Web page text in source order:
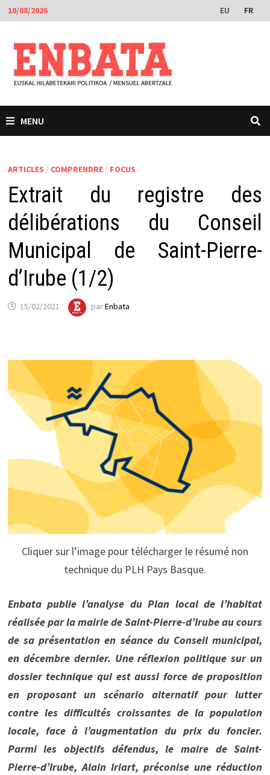
Passer
au
contenu
10/08/2026 EU FR
MENU
ARTICLES / COMPRENDRE/ FOCUS
Extrait du registre des
délibérations du Conseil
Municipal de Saint-Pierre-
d’Irube (1/2)
15/02/2021 parEnbata
Cliquer sur l’image pour télécharger le résumé non
technique du PLH Pays Basque.
Enbata publie l’analyse du Plan local de l’habitat
réalisée par la mairie de Saint-Pierre-d’Irube au cours
de sa présentation en séance du Conseil municipal,
en décembre dernier. Une réflexion politique sur un
dossier technique qui est aussi force de proposition
en proposant un scénario alternatif pour lutter
contre les difficultés croissantes de la population
locale, face à l’augmentation du prix du foncier.
Parmi les objectifs défendus, le maire de Saint-
Pierre-d’Irube, Alain Iriart, préconise une réduction